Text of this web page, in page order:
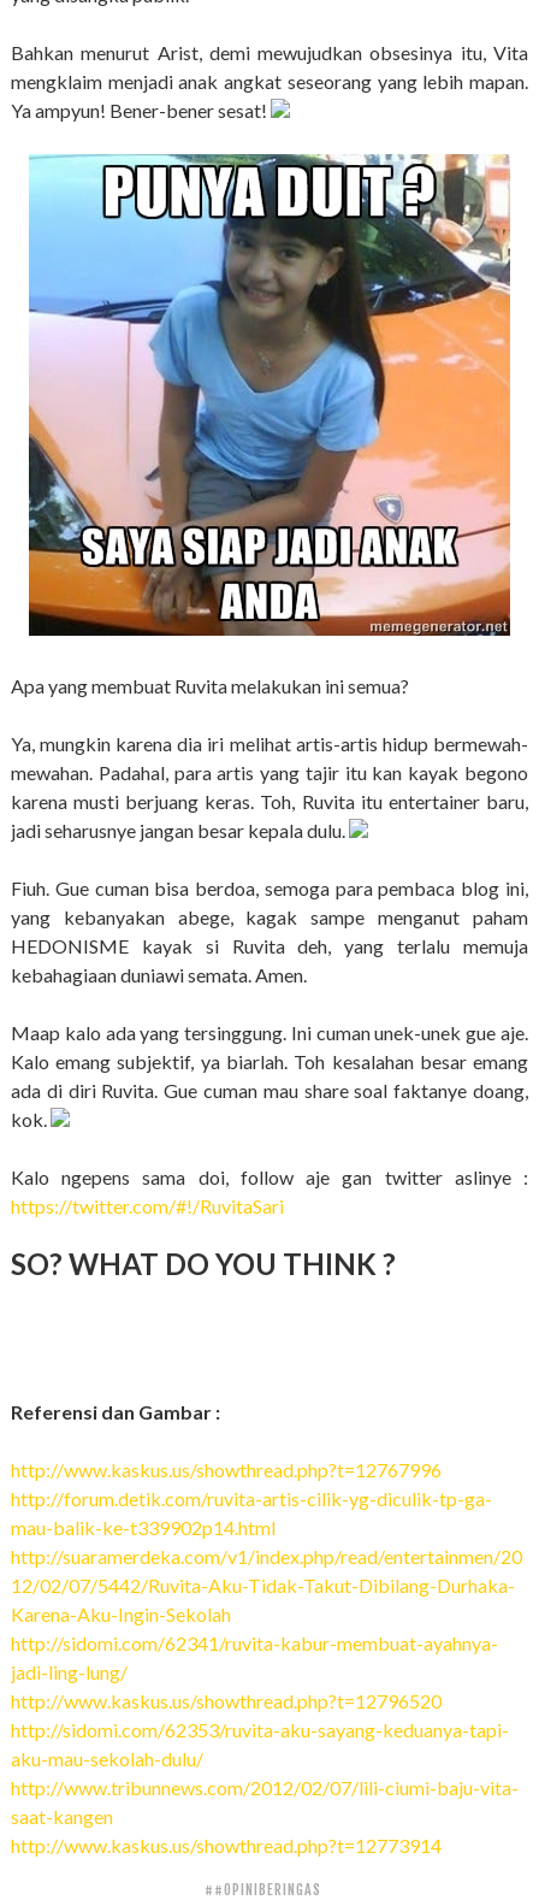
Bahkan menurut Arist, demi mewujudkan obsesinya itu, Vita
mengklaim menjadi anak angkat seseorang yang lebih mapan.
Ya ampyun! Bener-bener sesat!
Apa yang membuat Ruvita melakukan ini semua?
Ya, mungkin karena dia iri melihat artis-artis hidup bermewah-
mewahan. Padahal, para artis yang tajir itu kan kayak begono
karena musti berjuang keras. Toh, Ruvita itu entertainer baru,
jadi seharusnye jangan besar kepala dulu.
Fiuh. Gue cuman bisa berdoa, semoga para pembaca blog ini,
yang kebanyakan abege, kagak sampe menganut paham
HEDONISME kayak si Ruvita deh, yang terlalu memuja
kebahagiaan duniawi semata. Amen.
Maap kalo ada yang tersinggung. Ini cuman unek-unek gue aje.
Kalo emang subjektif, ya biarlah. Toh kesalahan besar emang
ada di diri Ruvita. Gue cuman mau share soal faktanye doang,
kok.
Kalo ngepens sama doi, follow aje gan twitter aslinye :
https://twitter.com/#!/RuvitaSari
SO? WHAT DO YOU THINK ?
Referensi dan Gambar :
http://www.kaskus.us/showthread.php?t=12767996
http://forum.detik.com/ruvita-artis-cilik-yg-diculik-tp-ga-
mau-balik-ke-t339902p14.html
http://suaramerdeka.com/v1/index.php/read/entertainmen/20
12/02/07/5442/Ruvita-Aku-Tidak-Takut-Dibilang-Durhaka-
Karena-Aku-Ingin-Sekolah
http://sidomi.com/62341/ruvita-kabur-membuat-ayahnya-
jadi-ling-lung/
http://www.kaskus.us/showthread.php?t=12796520
http://sidomi.com/62353/ruvita-aku-sayang-keduanya-tapi-
aku-mau-sekolah-dulu/
http://www.tribunnews.com/2012/02/07/lili-ciumi-baju-vita-
saat-kangen
http://www.kaskus.us/showthread.php?t=12773914
##OPINIBERINGAS